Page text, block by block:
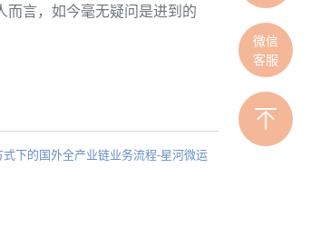
言，如今毫无疑问是进到的
下的国外全产业链业务流程-星河微运
微信
客服